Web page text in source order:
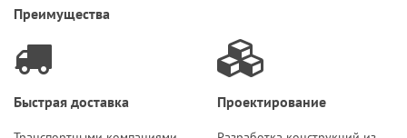
Преимущества
Быстрая доставка Проектирование